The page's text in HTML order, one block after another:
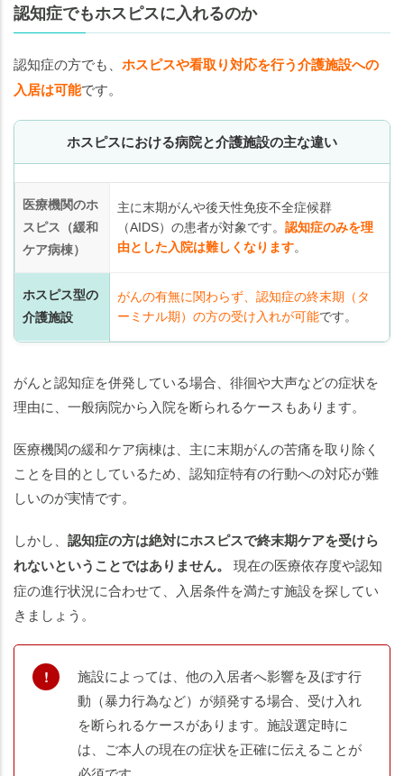
ホ
ス
ピ
ス
施
設
ま
と
め
認知症でもホスピスに入れるのか
認知症の方でも、 ホスピスや看取り対応を行う介護施設への
入居は可能です。
ホスピスにおける病院と介護施設の主な違い
医療機関のホ
スピス（緩和
ケア病棟）
主に末期がんや後天性免疫不全症候群
（AIDS）の患者が対象です。 認知症のみを理
由とした入院は難しくなります。
ホスピス型の
介護施設
がんの有無に関わらず、認知症の終末期（タ
ーミナル期）の方の受け入れが可能です。
がんと認知症を併発している場合、徘徊や大声などの症状を
理由に、一般病院から入院を断られるケースもあります。
医療機関の緩和ケア病棟は、主に末期がんの苦痛を取り除く
ことを目的としているため、認知症特有の行動への対応が難
しいのが実情です。
しかし、 認知症の方は絶対にホスピスで終末期ケアを受けら
れないということではありません。
現在の医療依存度や認知
症の進行状況に合わせて、入居条件を満たす施設を探してい
きましょう。
施設によっては、他の入居者へ影響を及ぼす行
動（暴力行為など）が頻発する場合、受け入れ
を断られるケースがあります。施設選定時に
は、ご本人の現在の症状を正確に伝えることが